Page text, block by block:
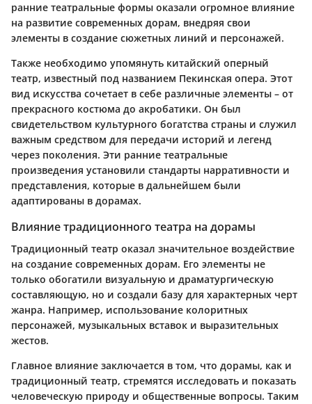
ранние театральные формы оказали огромное влияние
на развитие современных дорам, внедряя свои
элементы в создание сюжетных линий и персонажей.
Также необходимо упомянуть китайский оперный
театр, известный под названием Пекинская опера. Этот
вид искусства сочетает в себе различные элементы – от
прекрасного костюма до акробатики. Он был
свидетельством культурного богатства страны и служил
важным средством для передачи историй и легенд
через поколения. Эти ранние театральные
произведения установили стандарты нарративности и
представления, которые в дальнейшем были
адаптированы в дорамах.
Влияние традиционного театра на дорамы
Традиционный театр оказал значительное воздействие
на создание современных дорам. Его элементы не
только обогатили визуальную и драматургическую
составляющую, но и создали базу для характерных черт
жанра. Например, использование колоритных
персонажей, музыкальных вставок и выразительных
жестов.
Главное влияние заключается в том, что дорамы, как и
традиционный театр, стремятся исследовать и показать
человеческую природу и общественные вопросы. Таким